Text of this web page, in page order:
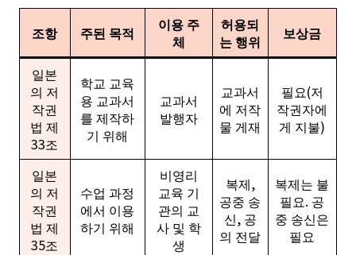
조항 주된 목적
이용 주
체
허용되
는 행위
보상금
일본
의 저
작권
법 제
33조
학교 교육
용 교과서
를 제작하
기 위해
교과서
발행자
교과서
에 저작
물 게재
필요(저
작권자에
게 지불)
일본
의 저
작권
법 제
35조
수업 과정
에서 이용
하기 위해
비영리
교육 기
관의 교
사 및 학
생
복제,
공중 송
신, 공
의 전달
복제는 불
필요. 공
중 송신은
필요